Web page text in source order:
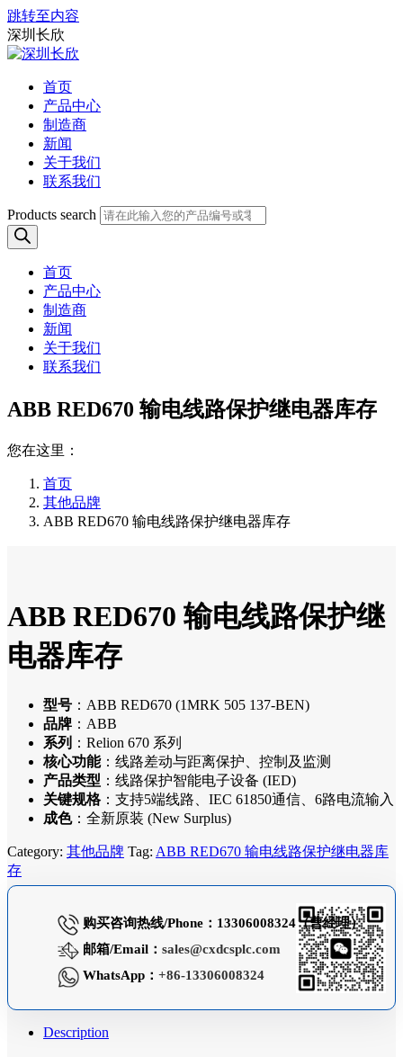
跳转至内容
深圳长欣
首页
产品中心
制造商
新闻
关于我们
联系我们
Products search
首页
产品中心
制造商
新闻
关于我们
联系我们
ABB RED670 输电线路保护继电器库存
您在这里：
首页
其他品牌
ABB RED670 输电线路保护继电器库存
ABB RED670 输电线路保护继
电器库存
型号 ：ABB RED670 (1MRK 505 137-BEN)
品牌 ：ABB
系列 ：Relion 670 系列
核心功能：线路差动与距离保护、控制及监测
产品类型 ：线路保护智能电子设备 (IED)
关键规格：支持5端线路、IEC 61850通信、6路电流输入
成色：全新原装 (New Surplus)
Category: 其他品牌 Tag: ABB RED670 输电线路保护继电器库
存
购买咨询热线/Phone：13306008324（曹经理）
邮箱/Email： sales@cxdcsplc.com
WhatsApp： +86-13306008324
Description